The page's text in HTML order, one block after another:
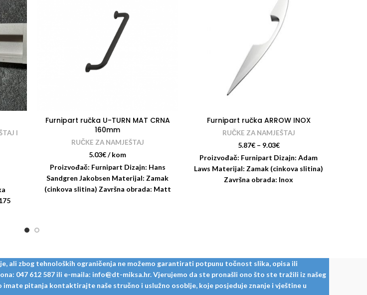
I
Furnipart ručka U-TURN MAT CRNA
160mm
RUČKE ZA NAMJEŠTAJ
5.03€/ kom
Proizvođač: Furnipart Dizajn: Hans
Sandgren Jakobsen Materijal: Zamak
(cinkova slitina) Završna obrada: Matt
Furnipart ručka ARROW INOX
RUČKE ZA NAMJEŠTAJ
5.87€– 9.03€
Proizvođač: Furnipart Dizajn: Adam
Laws Materijal: Zamak (cinkova slitina)
Završna obrada: Inox
ali zbog tehnoloških ograničenja ne možemo garantirati potpunu točnost slika, opisa ili
047 612 587 ili e-maila: info@dt-miksa.hr. Vjerujemo da ste pronašli ono što ste tražili iz našeg
pitanja kontaktirajte naše stručno i uslužno osoblje, koje posjeduje znanje i vještine u